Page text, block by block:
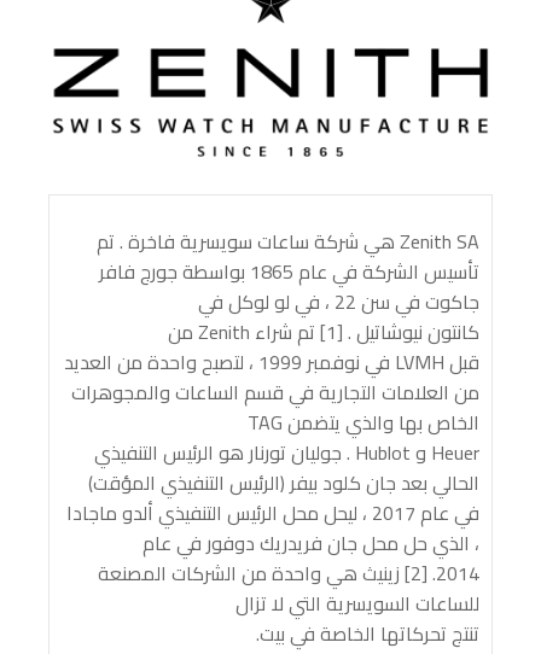
Zenith SA هي شركة ساعات سويسرية فاخرة . تم
تأسيس الشركة في عام 1865 بواسطة جورج فافر
جاكوت في سن 22 ، في لو لوكل في
كانتون نيوشاتيل . [1] تم شراء Zenith من
قبل LVMH في نوفمبر 1999 ، لتصبح واحدة من العديد
من العلامات التجارية في قسم الساعات والمجوهرات
الخاص بها والذي يتضمن TAG
Heuer و Hublot . جوليان تورنار هو الرئيس التنفيذي
الحالي بعد جان كلود بيفر (الرئيس التنفيذي المؤقت)
في عام 2017 ، ليحل محل الرئيس التنفيذي ألدو ماجادا
، الذي حل محل جان فريدريك دوفور في عام
2014. [2] زينيث هي واحدة من الشركات المصنعة
للساعات السويسرية التي لا تزال
تنتج تحركاتها الخاصة في بيت.